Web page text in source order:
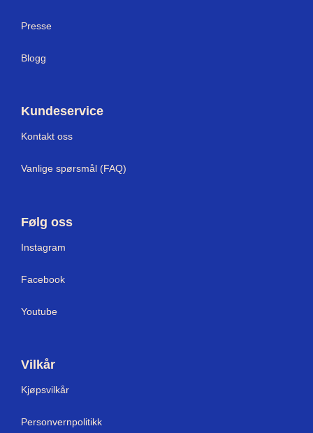
Presse
Blogg
Kundeservice
Kontakt oss
Vanlige spørsmål (FAQ)
Følg oss
Instagram
Facebook
Youtube
Vilkår
Kjøpsvilkår
Personvernpolitikk